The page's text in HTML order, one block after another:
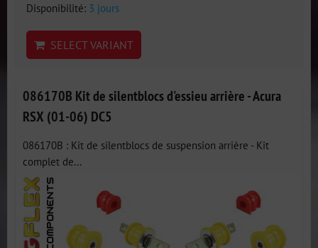
Disponibilité: 3 jours
SELECT VARIANT
086170B Kit de silentblocs d'essieu arrière - Acura
RSX (01-06) DC5
086170B : Kit de silentblocs de suspension arrière - Kit
complet de...